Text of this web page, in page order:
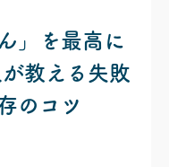
」を最高に
教える失敗
のコツ